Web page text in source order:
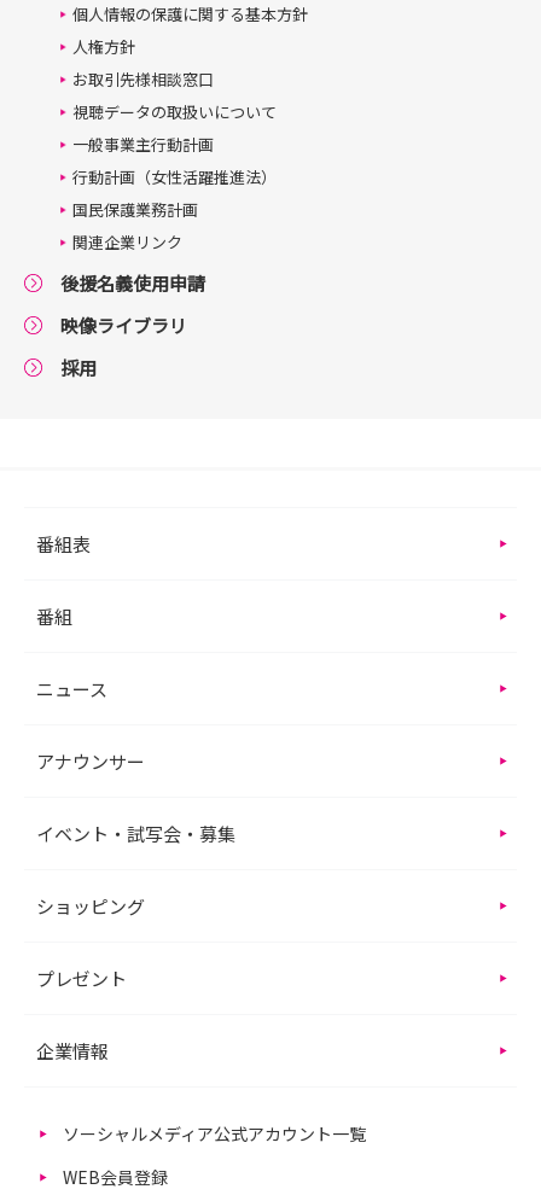
個人情報の保護に関する基本方針
人権方針
お取引先様相談窓口
視聴データの取扱いについて
一般事業主行動計画
行動計画（女性活躍推進法）
国民保護業務計画
関連企業リンク
後援名義使用申請
映像ライブラリ
採用
番組表
番組
ニュース
アナウンサー
イベント・試写会・募集
ショッピング
プレゼント
企業情報
ソーシャルメディア公式アカウント一覧
WEB会員登録